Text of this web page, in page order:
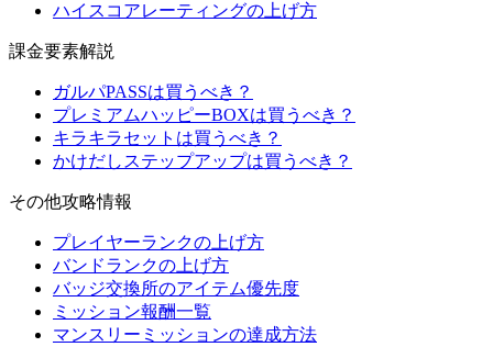
ハイスコアレーティングの上げ方
課金要素解説
ガルパPASSは買うべき？
プレミアムハッピーBOXは買うべき？
キラキラセットは買うべき？
かけだしステップアップは買うべき？
その他攻略情報
プレイヤーランクの上げ方
バンドランクの上げ方
バッジ交換所のアイテム優先度
ミッション報酬一覧
マンスリーミッションの達成方法